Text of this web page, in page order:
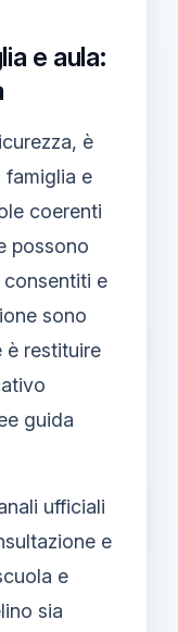
e aula:
è
famiglia e
coerenti
possono
consentiti e
sono
è restituire
guida
ufficiali
e
e
sia